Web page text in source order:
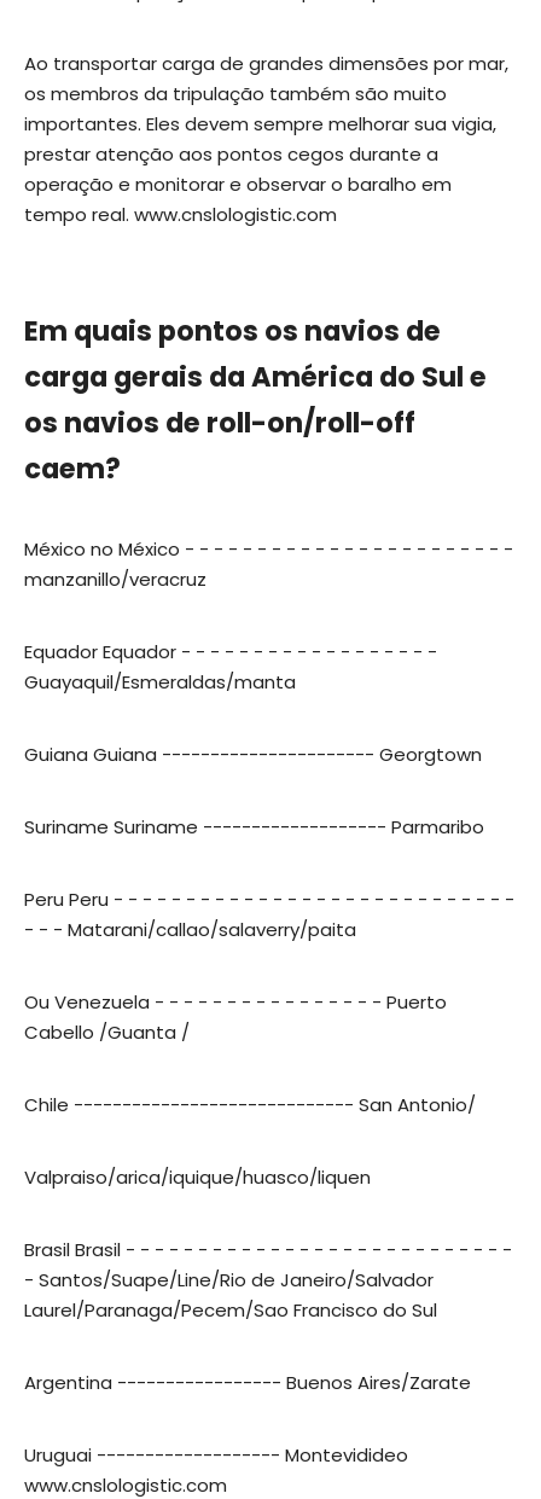
Ao transportar carga de grandes dimensões por mar,
os membros da tripulação também são muito
importantes. Eles devem sempre melhorar sua vigia,
prestar atenção aos pontos cegos durante a
operação e monitorar e observar o baralho em
tempo real. www.cnslologistic.com
Em quais pontos os navios de
carga gerais da América do Sul e
os navios de roll-on/roll-off
caem?
México no México - - - - - - - - - - - - - - - - - - - - - - -
manzanillo/veracruz
Equador Equador - - - - - - - - - - - - - - - - - -
Guayaquil/Esmeraldas/manta
Guiana Guiana ---------------------- Georgtown
Suriname Suriname ------------------- Parmaribo
Peru Peru - - - - - - - - - - - - - - - - - - - - - - - - - - - -
- - - Matarani/callao/salaverry/paita
Ou Venezuela - - - - - - - - - - - - - - - - Puerto
Cabello /Guanta /
Chile ----------------------------- San Antonio/
Valpraiso/arica/iquique/huasco/liquen
Brasil Brasil - - - - - - - - - - - - - - - - - - - - - - - - - - -
- Santos/Suape/Line/Rio de Janeiro/Salvador
Laurel/Paranaga/Pecem/Sao Francisco do Sul
Argentina ----------------- Buenos Aires/Zarate
Uruguai ------------------- Montevidideo
www.cnslologistic.com